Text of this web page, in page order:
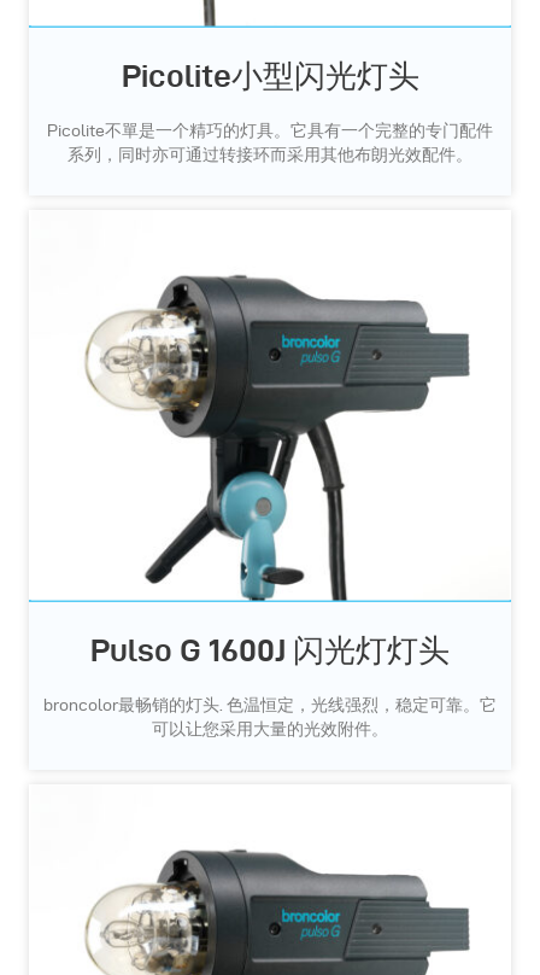
Picolite小型闪光灯头
Picolite不單是一个精巧的灯具。它具有一个完整的专门配件
系列，同时亦可通过转接环而采用其他布朗光效配件。
Pulso G 1600J 闪光灯灯头
broncolor最畅销的灯头. 色温恒定，光线强烈，稳定可靠。它
可以让您采用大量的光效附件。